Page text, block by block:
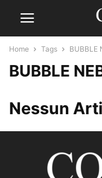
Home Tags BUBBLE
BUBBLE
Nessun